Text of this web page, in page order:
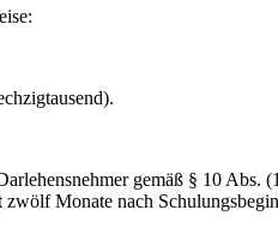
gemäß § 10 Abs.
Monate nach